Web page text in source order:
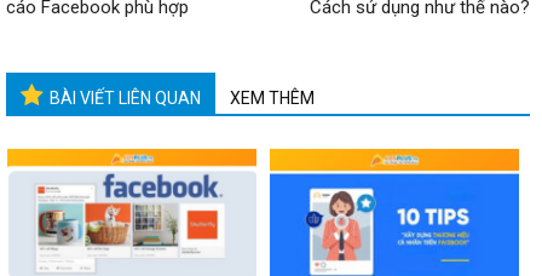
cáo Facebook phù hợp
Cách sử dụng như thế nào?
BÀI VIẾT LIÊN QUAN XEM THÊM